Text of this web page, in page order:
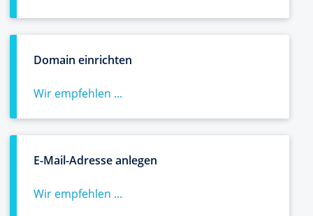
Domain einrichten
Wir empfehlen ...
E-Mail-Adresse anlegen
Wir empfehlen ...